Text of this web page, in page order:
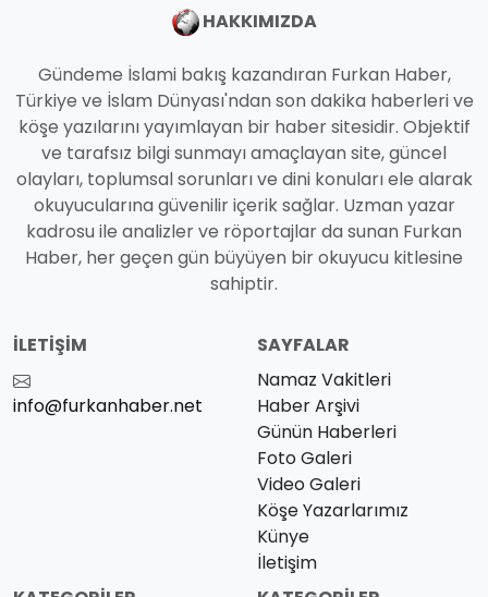
HAKKIMIZDA
Gündeme İslami bakış kazandıran Furkan Haber,
Türkiye ve İslam Dünyası'ndan son dakika haberleri ve
köşe yazılarını yayımlayan bir haber sitesidir. Objektif
ve tarafsız bilgi sunmayı amaçlayan site, güncel
olayları, toplumsal sorunları ve dini konuları ele alarak
okuyucularına güvenilir içerik sağlar. Uzman yazar
kadrosu ile analizler ve röportajlar da sunan Furkan
Haber, her geçen gün büyüyen bir okuyucu kitlesine
sahiptir.
İLETIŞIM
info@furkanhaber.net
SAYFALAR
Namaz Vakitleri
Haber Arşivi
Günün Haberleri
Foto Galeri
Video Galeri
Köşe Yazarlarımız
Künye
İletişim